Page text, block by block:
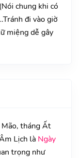
chung khi có
đi vào giờ
miệng dễ gây
tháng Ất
Lịch là Ngày
trọng như